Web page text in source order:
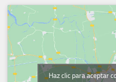
Haz clic para aceptar